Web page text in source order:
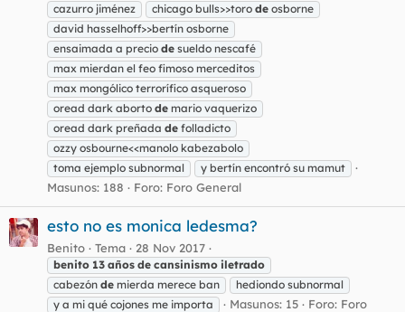
cazurro jiménez
chicago bulls>>toro de osborne
david hasselhoff>>bertín osborne
ensaimada a precio de sueldo nescafé
max mierdan el feo fimoso merceditos
max mongólico terrorífico asqueroso
oread dark aborto de mario vaquerizo
oread dark preñada de folladicto
ozzy osbourne<<manolo kabezabolo
toma ejemplo subnormal
y bertín encontró su mamut
Masunos: 188 Foro: Foro General
esto no es monica ledesma?
Benito Tema 28 Nov 2017
benito 13 años de cansinismo iletrado
cabezón de mierda merece ban
hediondo subnormal
y a mi qué cojones me importa
Masunos: 15 Foro: Foro